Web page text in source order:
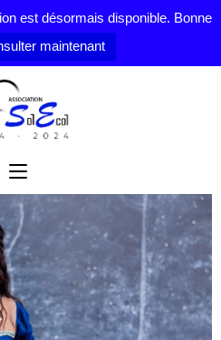
est désormais disponible. Bonne
maintenant